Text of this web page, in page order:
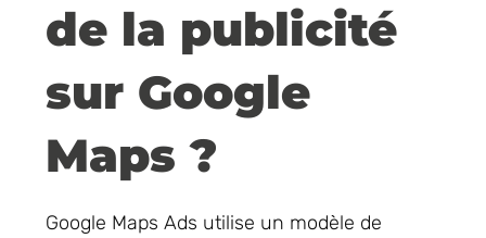
de la publicité
sur Google
Maps ?
Google Maps Ads utilise un modèle de